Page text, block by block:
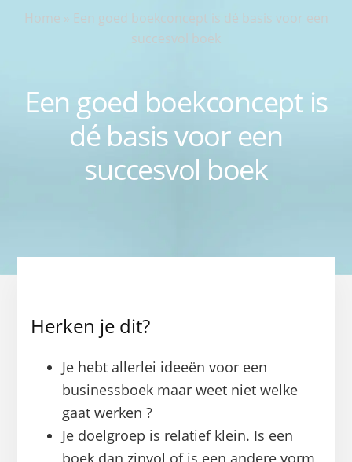
Home » Een goed boekconcept is dé basis voor een
succesvol boek
Een goed boekconcept is
dé basis voor een
succesvol boek
Herken je dit?
Je hebt allerlei ideeën voor een
businessboek maar weet niet welke
gaat werken ?
Je doelgroep is relatief klein. Is een
boek dan zinvol of is een andere vorm